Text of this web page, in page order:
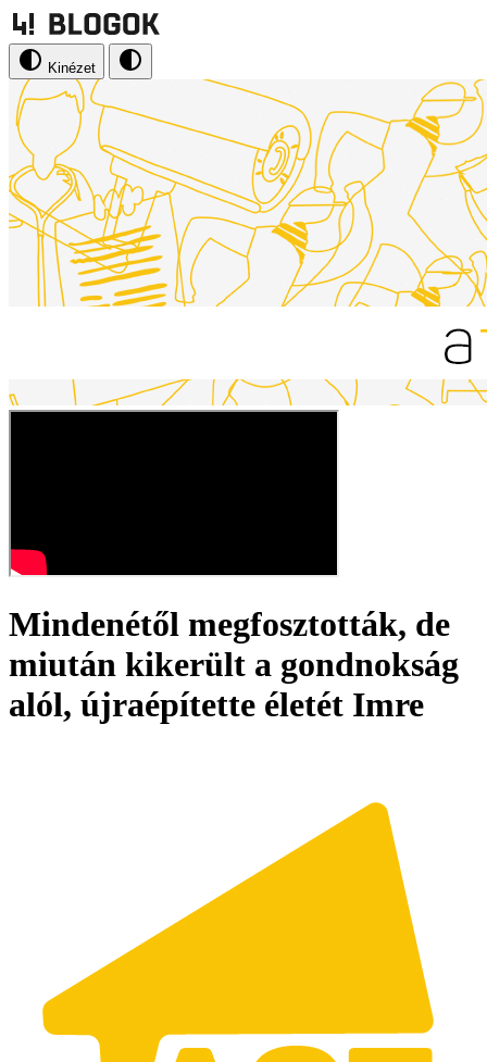
Kinézet
Mindenétől megfosztották, de
miután kikerült a gondnokság
alól, újraépítette életét Imre